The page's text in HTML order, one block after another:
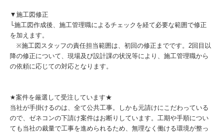
▼施工図修正
└施工図作成後、施工管理職によるチェックを経て必要な範囲で修正
を加えます。
※施工図スタッフの責任担当範囲は、初回の修正までです。2回目以
降の修正について、現場及び設計課の状況等により、施工管理職から
の依頼に応じての対応となります。
★案件を厳選して受注しています★
当社が手掛けるのは、全て公共工事。しかも元請けにこだわっている
ので、ゼネコンの下請け案件はお断りしています。工期や手順につい
ても当社の裁量で工事を進められるため、無理なく働ける環境が整っ